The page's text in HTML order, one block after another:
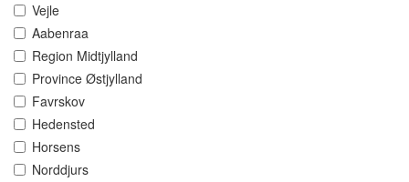
Vejle
Aabenraa
Region Midtjylland
Province Østjylland
Favrskov
Hedensted
Horsens
Norddjurs